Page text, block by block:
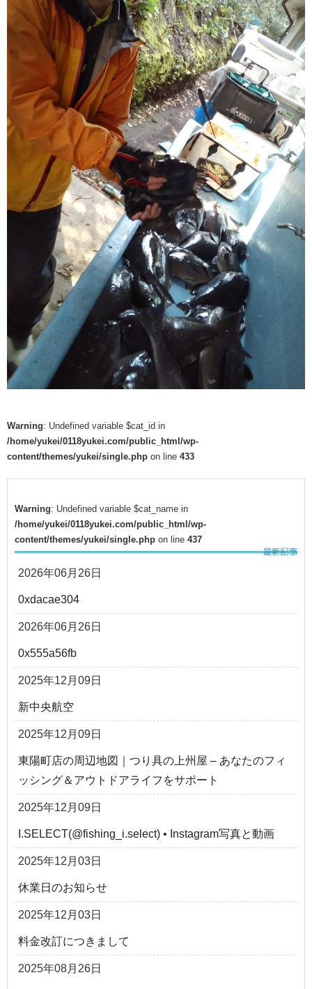
Warning: Undefined variable $cat_id in
/home/yukei/0118yukei.com/public_html/wp-
content/themes/yukei/single.php on line 433
Warning: Undefined variable $cat_name in
/home/yukei/0118yukei.com/public_html/wp-
content/themes/yukei/single.php on line 437
2026年06月26日
0xdacae304
2026年06月26日
0x555a56fb
2025年12月09日
新中央航空
2025年12月09日
東陽町店の周辺地図｜つり具の上州屋 – あなたのフィ
ッシング＆アウトドアライフをサポート
2025年12月09日
I.SELECT(@fishing_i.select) • Instagram写真と動画
2025年12月03日
休業日のお知らせ
2025年12月03日
料金改訂につきまして
2025年08月26日